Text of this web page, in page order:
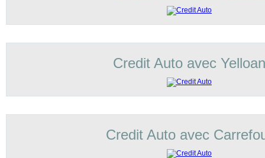
Credit Auto avec Yelloan
Credit Auto avec